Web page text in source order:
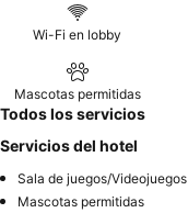
Wi-Fi en lobby
Mascotas permitidas
Todos los servicios
Servicios del hotel
Sala de juegos/Videojuegos
Mascotas permitidas